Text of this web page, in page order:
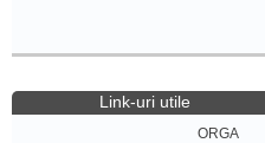
Link-uri utile
ORGA